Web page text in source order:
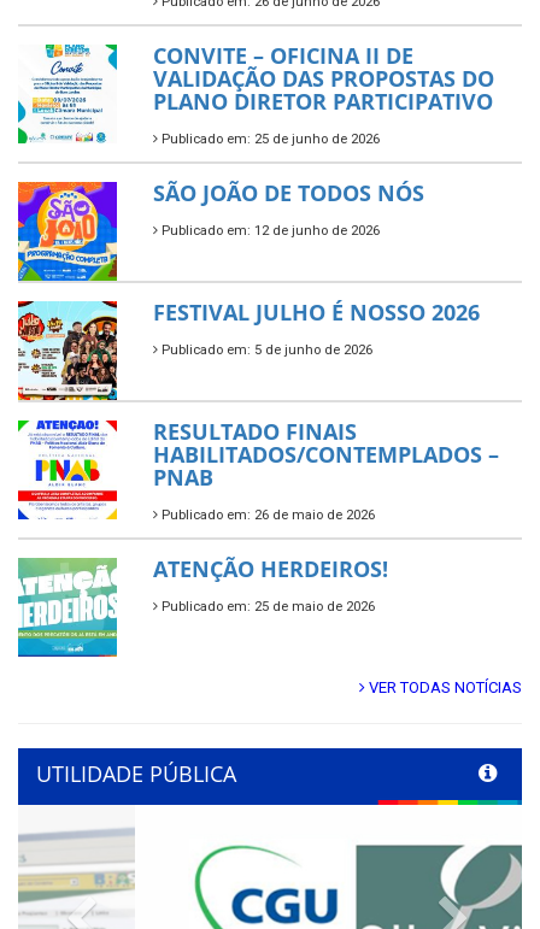
CONVITE – OFICINA II DE
VALIDAÇÃO DAS PROPOSTAS DO
PLANO DIRETOR PARTICIPATIVO
Publicado em: 25 de junho de 2026
SÃO JOÃO DE TODOS NÓS
Publicado em: 12 de junho de 2026
FESTIVAL JULHO É NOSSO 2026
Publicado em: 5 de junho de 2026
RESULTADO FINAIS
HABILITADOS/CONTEMPLADOS –
PNAB
Publicado em: 26 de maio de 2026
ATENÇÃO HERDEIROS!
Publicado em: 25 de maio de 2026
VER TODAS NOTÍCIAS
UTILIDADE PÚBLICA
Previous Next